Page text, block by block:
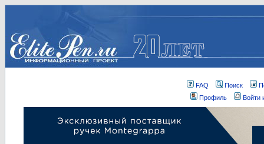
FAQ Поиск
Профиль
Войти